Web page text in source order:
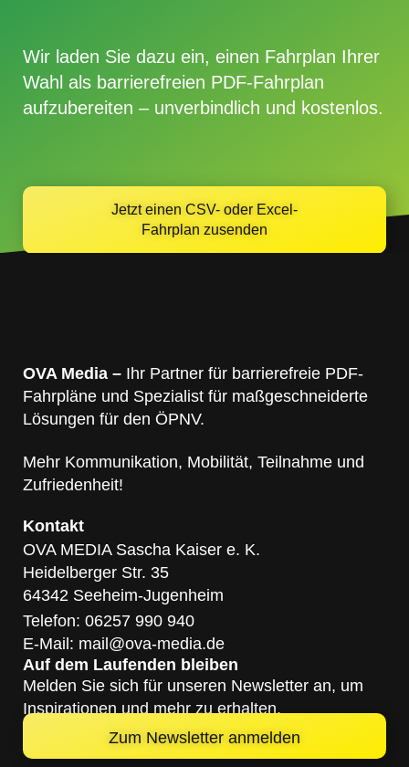
Wir laden Sie dazu ein, einen Fahrplan Ihrer
Wahl als barrierefreien PDF-Fahrplan
aufzubereiten – unverbindlich und kostenlos.
Jetzt einen CSV- oder Excel-
Fahrplan zusenden
OVA Media – Ihr Partner für barrierefreie PDF-
Fahrpläne und Spezialist für maßgeschneiderte
Lösungen für den ÖPNV.
Mehr Kommunikation, Mobilität, Teilnahme und
Zufriedenheit!
Kontakt
OVA MEDIA Sascha Kaiser e. K.
Heidelberger Str. 35
64342 Seeheim-Jugenheim
Telefon: 06257 990 940
E-Mail: mail@ova-media.de
Auf dem Laufenden bleiben
Melden Sie sich für unseren Newsletter an, um
Inspirationen und mehr zu erhalten.
Zum Newsletter anmelden